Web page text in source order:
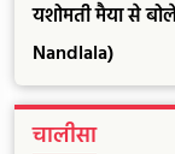
यशोमती मैया से
Nandlala)
चालीसा